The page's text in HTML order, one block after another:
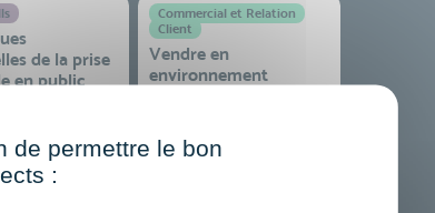
de la prise
en public
Commercial et Relation
Client
Vendre en
environnement
de permettre le bon
: